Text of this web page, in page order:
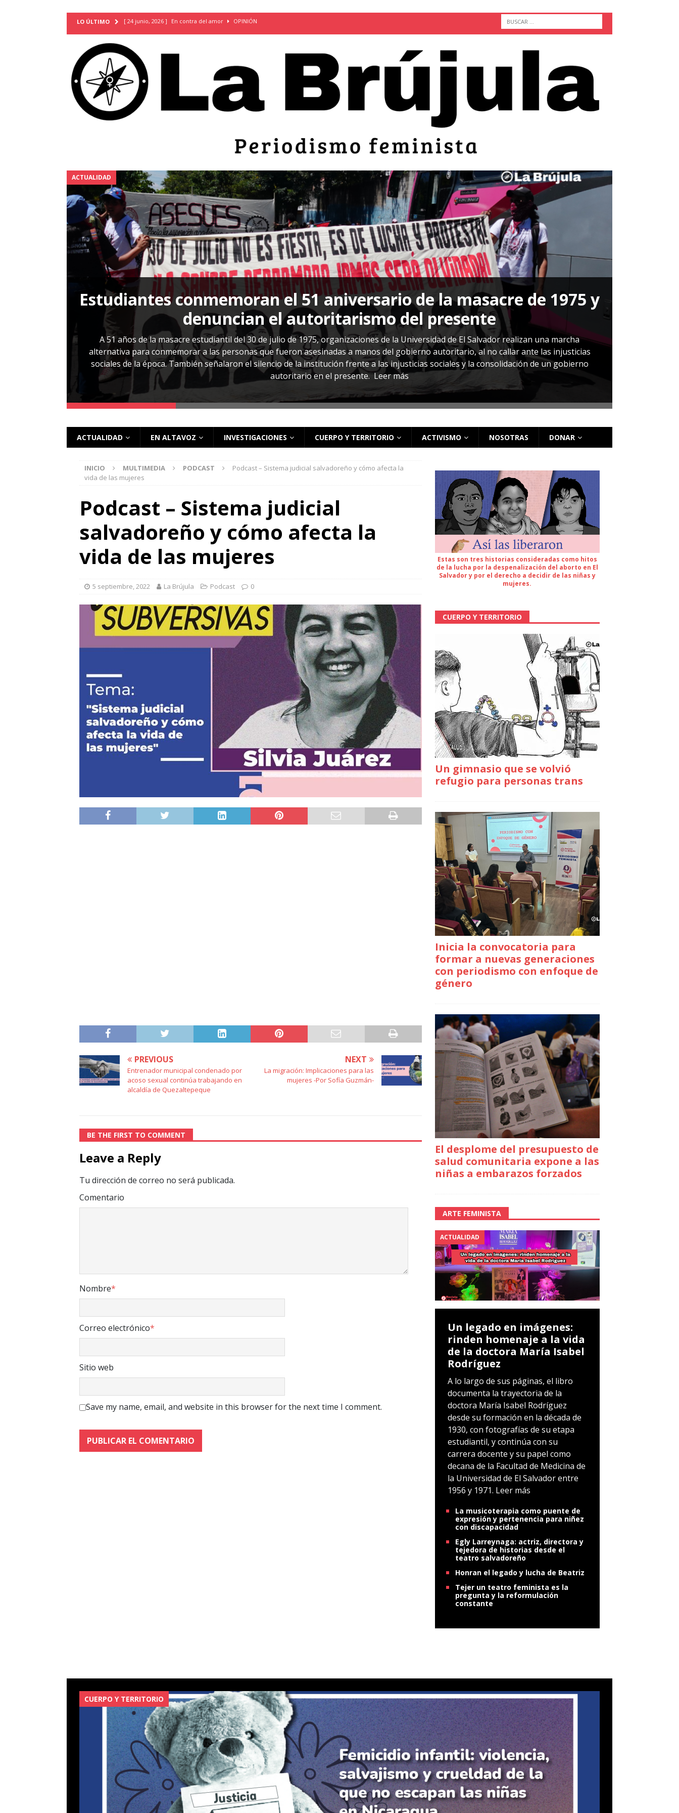
LO ÚLTIMO [ 24 junio, 2026 ] En contra del amor OPINIÓN
TERRITORIO
[ 21 febrero, 2026 ] Cuando la prevención de embarazos en niñas y adolescentes desaparece del territorio
INVESTIGACIONES
[ 31 julio, 2026 ] Estudiantes conmemoran el 51 aniversario de la masacre de 1975 y denuncian el
Piden mantener la libertad provisional de Sandra Leticia Hernández: víctima del régimen de
[ 28 julio, 2026 ] ARENA y FMLN apuestan por mujeres en sus fórmulas presidenciales para 2027
ACTUALIDAD
[ 24 julio, 2026 ] A María Hildaura le falló el Estado OPINIÓN
[ 28 julio, 2026 ] Más allá de los casos: cómo entender el VIH en El Salvador ACTUALIDAD
ACTUALIDAD
Estudiantes conmemoran el 51 aniversario de la masacre de 1975 y
denuncian el autoritarismo del presente
A 51 años de la masacre estudiantil del 30 de julio de 1975, organizaciones de la Universidad de El Salvador realizan una marcha
alternativa para conmemorar a las personas que fueron asesinadas a manos del gobierno autoritario, al no callar ante las injusticias
sociales de la época. También señalaron el silencio de la institución frente a las injusticias sociales y la consolidación de un gobierno
autoritario en el presente.Leer más
ACTUALIDAD EN ALTAVOZ INVESTIGACIONES CUERPO Y TERRITORIO ACTIVISMO NOSOTRAS DONAR
INICIO MULTIMEDIA PODCAST
Podcast – Sistema judicial salvadoreño y cómo afecta la
vida de las mujeres
Podcast – Sistema judicial
salvadoreño y cómo afecta la
vida de las mujeres
5 septiembre, 2022 La Brújula Podcast 0
PREVIOUS
Entrenador municipal condenado por
acoso sexual continúa trabajando en
alcaldía de Quezaltepeque
NEXT
La migración: Implicaciones para las
mujeres -Por Sofía Guzmán-
BE THE FIRST TO COMMENT
Leave a Reply
Tu dirección de correo no será publicada.
Comentario
Nombre*
Correo electrónico*
Sitio web
Save my name, email, and website in this browser for the next time I comment.
Estas son tres historias consideradas como hitos
de la lucha por la despenalización del aborto en El
Salvador y por el derecho a decidir de las niñas y
mujeres.
CUERPO Y TERRITORIO
Un gimnasio que se volvió
refugio para personas trans
Inicia la convocatoria para
formar a nuevas generaciones
con periodismo con enfoque de
género
El desplome del presupuesto de
salud comunitaria expone a las
niñas a embarazos forzados
ARTE FEMINISTA
ACTUALIDAD
Un legado en imágenes:
rinden homenaje a la vida
de la doctora María Isabel
Rodríguez
A lo largo de sus páginas, el libro
documenta la trayectoria de la
doctora María Isabel Rodríguez
desde su formación en la década de
1930, con fotografías de su etapa
estudiantil, y continúa con su
carrera docente y su papel como
decana de la Facultad de Medicina de
la Universidad de El Salvador entre
1956 y 1971. Leer más
La musicoterapia como puente de
expresión y pertenencia para niñez
con discapacidad
Egly Larreynaga: actriz, directora y
tejedora de historias desde el
teatro salvadoreño
Honran el legado y lucha de Beatriz
Tejer un teatro feminista es la
pregunta y la reformulación
constante
CUERPO Y TERRITORIO